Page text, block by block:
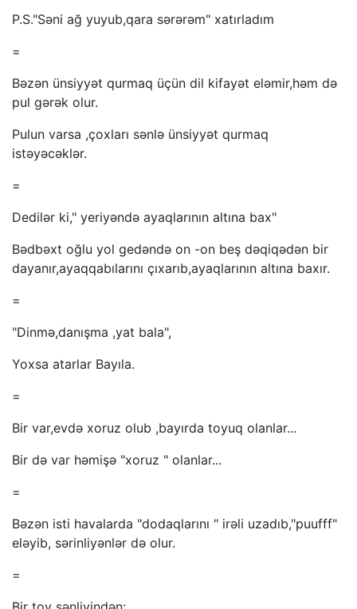
P.S."Səni ağ yuyub,qara sərərəm" xatırladım
=
Bəzən ünsiyyət qurmaq üçün dil kifayət eləmir,həm də
pul gərək olur.
Pulun varsa ,çoxları sənlə ünsiyyət qurmaq
istəyəcəklər.
=
Dedilər ki," yeriyəndə ayaqlarının altına bax"
Bədbəxt oğlu yol gedəndə on -on beş dəqiqədən bir
dayanır,ayaqqabılarını çıxarıb,ayaqlarının altına baxır.
=
"Dinmə,danışma ,yat bala",
Yoxsa atarlar Bayıla.
=
Bir var,evdə xoruz olub ,bayırda toyuq olanlar...
Bir də var həmişə "xoruz " olanlar...
=
Bəzən isti havalarda "dodaqlarını " irəli uzadıb,"puufff"
eləyib, sərinliyənlər də olur.
=